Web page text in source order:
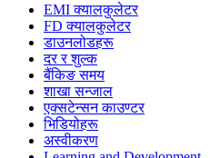
EMI क्यालकुलेटर
FD क्यालकुलेटर
डाउनलोडहरू
दर र शुल्क
बैंकिङ समय
शाखा सन्जाल
एक्सटेन्सन काउण्टर
भिडियोहरू
अस्वीकरण